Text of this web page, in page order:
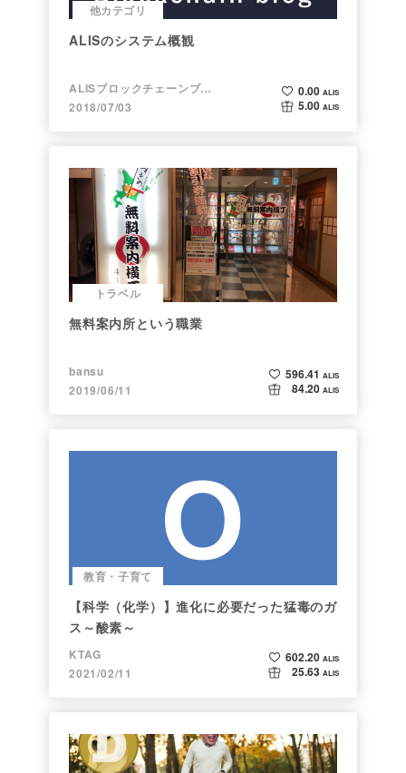
他カテゴリ
ALISのシステム概観
ALISブロックチェーンブログ
2018/07/03
0.00 ALIS
5.00 ALIS
トラベル
無料案内所という職業
bansu
2019/06/11
596.41 ALIS
84.20 ALIS
教育・子育て
【科学（化学）】進化に必要だった猛毒のガ
ス～酸素～
KTAG
2021/02/11
602.20 ALIS
25.63 ALIS